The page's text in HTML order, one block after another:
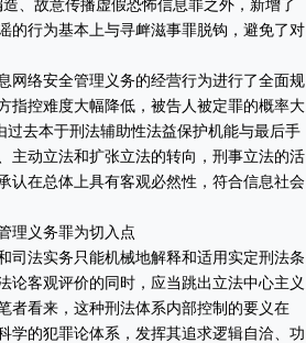
、故意传播虚假恐怖信息罪之外，新增了
的行为基本上与寻衅滋事罪脱钩，避免了对
络安全管理义务的经营行为进行了全面规
指控难度大幅降低，被告人被定罪的概率大
去本于刑法辅助性法益保护机能与最后手
主动立法和扩张立法的转向，刑事立法的活
认在总体上具有客观必然性，符合信息社会
义务罪为切入点
法实务只能机械地解释和适用实定刑法条
论客观评价的同时，应当跳出立法中心主义
者看来，这种刑法体系内部控制的要义在
学的犯罪论体系，发挥其追求逻辑自洽、功